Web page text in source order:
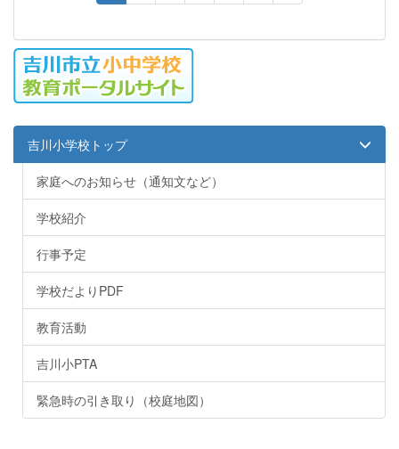
吉川小学校トップ
家庭へのお知らせ（通知文など）
学校紹介
行事予定
学校だよりPDF
教育活動
吉川小PTA
緊急時の引き取り（校庭地図）